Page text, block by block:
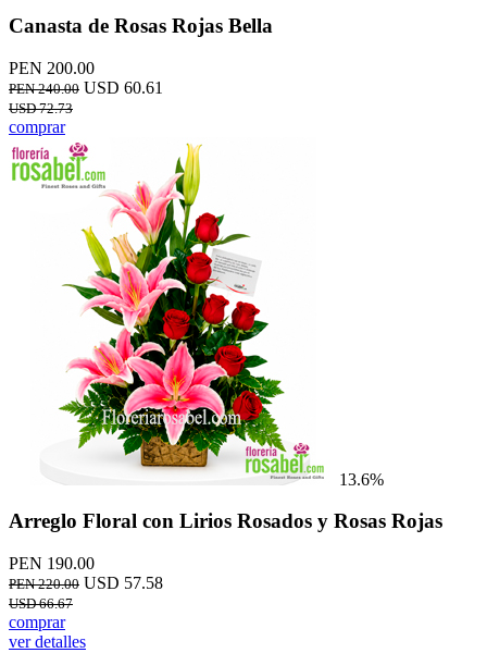
Canasta de Rosas Rojas Bella
PEN 200.00
PEN 240.00 USD 60.61
USD 72.73
comprar
13.6%
Arreglo Floral con Lirios Rosados y Rosas Rojas
PEN 190.00
PEN 220.00 USD 57.58
USD 66.67
comprar
ver detalles